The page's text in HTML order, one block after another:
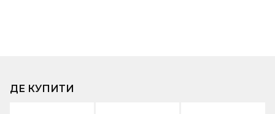
ДЕ КУПИТИ